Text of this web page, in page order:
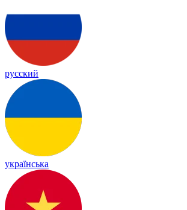
русский
українська